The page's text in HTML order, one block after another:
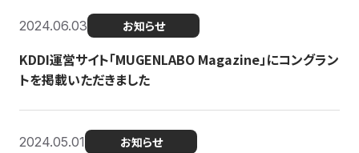
2024.06.03 お知らせ
KDDI運営サイト「MUGENLABO Magazine」にコングラン
トを掲載いただきました
2024.05.01 お知らせ